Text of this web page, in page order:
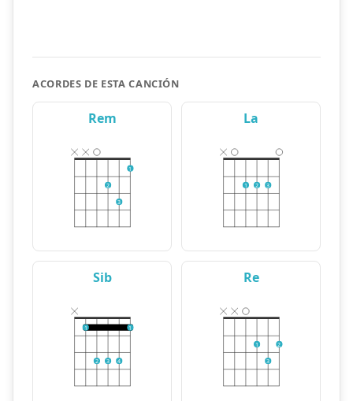
ACORDES DE ESTA CANCIÓN
Rem
2
3
1
La
1 2 3
Sib
1
2 3 4
1
Re
1
3
2